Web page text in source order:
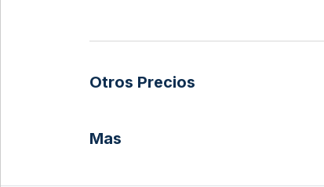
Otros Precios
Mas